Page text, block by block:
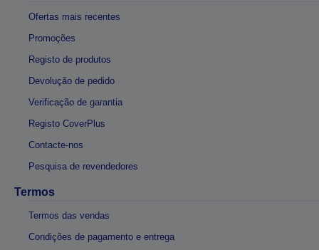
Ofertas mais recentes
Promoções
Registo de produtos
Devolução de pedido
Verificação de garantia
Registo CoverPlus
Contacte-nos
Pesquisa de revendedores
Termos
Termos das vendas
Condições de pagamento e entrega